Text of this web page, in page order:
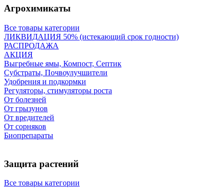
Агрохимикаты
Все товары категории
ЛИКВИДАЦИЯ 50% (истекающий срок годности)
РАСПРОДАЖА
АКЦИЯ
Выгребные ямы, Компост, Септик
Субстраты, Почвоулучшители
Удобрения и подкормки
Регуляторы, стимуляторы роста
От болезней
От грызунов
От вредителей
От сорняков
Биопрепараты
Защита растений
Все товары категории